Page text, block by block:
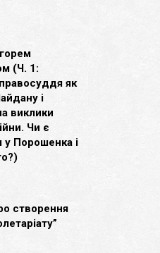
(Ч. 1:
як
і
виклики
Чи є
у Порошенка і
створення